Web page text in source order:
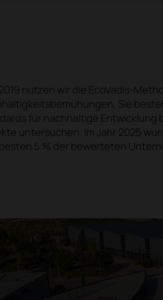
nutzen wir die EcoVadis-
Sie
für nachhaltige Entwicklung
untersuchen. Im Jahr 2025
5 % der bewerteten